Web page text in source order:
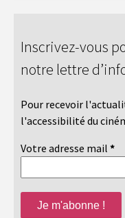
Inscrivez-vous
notre lettre
Pour recevoir
l'accessibilité du
Votre adresse mail *